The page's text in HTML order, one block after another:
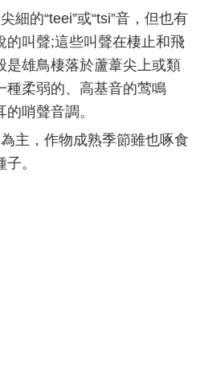
細的“teei”或“tsi”音，但也有
的叫聲;這些叫聲在棲止和飛
是雄鳥棲落於蘆葦尖上或類
種柔弱的、高基音的莺鳴
哨聲音調。
主，作物成熟季節雖也啄食
。